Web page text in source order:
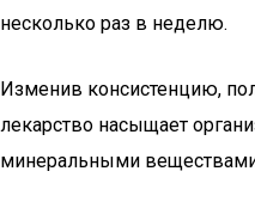
несколько раз в неделю.
Изменив консистенцию,
лекарство насыщает
минеральными